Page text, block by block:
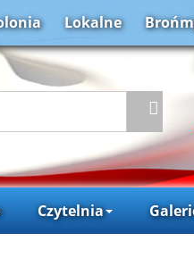
Lokalne
Czytelnia